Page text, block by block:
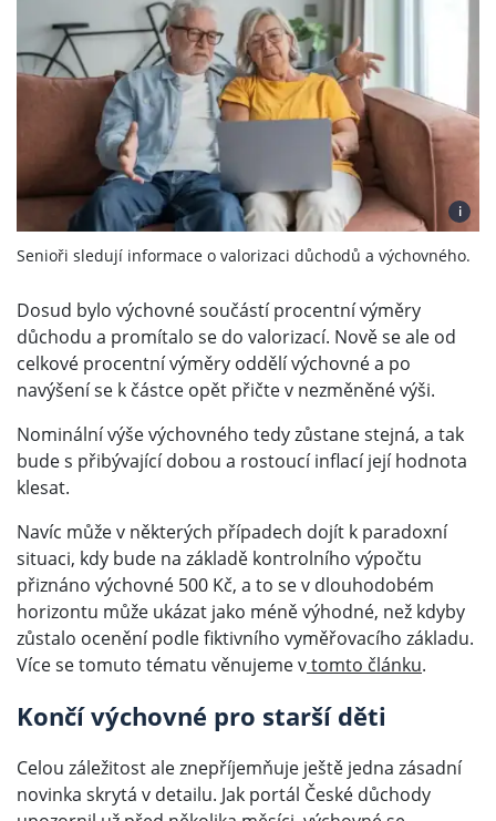
i
Senioři sledují informace o valorizaci důchodů a výchovného.
Dosud bylo výchovné součástí procentní výměry
důchodu a promítalo se do valorizací. Nově se ale od
celkové procentní výměry oddělí výchovné a po
navýšení se k částce opět přičte v nezměněné výši.
Nominální výše výchovného tedy zůstane stejná, a tak
bude s přibývající dobou a rostoucí inflací její hodnota
klesat.
Navíc může v některých případech dojít k paradoxní
situaci, kdy bude na základě kontrolního výpočtu
přiznáno výchovné 500 Kč, a to se v dlouhodobém
horizontu může ukázat jako méně výhodné, než kdyby
zůstalo ocenění podle fiktivního vyměřovacího základu.
Více se tomuto tématu věnujeme vtomto článku.
Končí výchovné pro starší děti
Celou záležitost ale znepříjemňuje ještě jedna zásadní
novinka skrytá v detailu. Jak portál České důchody